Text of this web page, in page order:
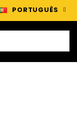
PORTUGUÊS